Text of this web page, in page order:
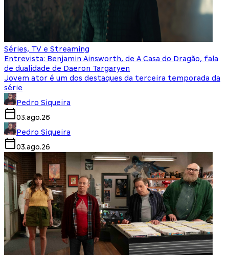
Séries, TV e Streaming
Entrevista: Benjamin Ainsworth, de A Casa do Dragão, fala
de dualidade de Daeron Targaryen
Jovem ator é um dos destaques da terceira temporada da
série
Pedro Siqueira
03.ago.26
Pedro Siqueira
03.ago.26